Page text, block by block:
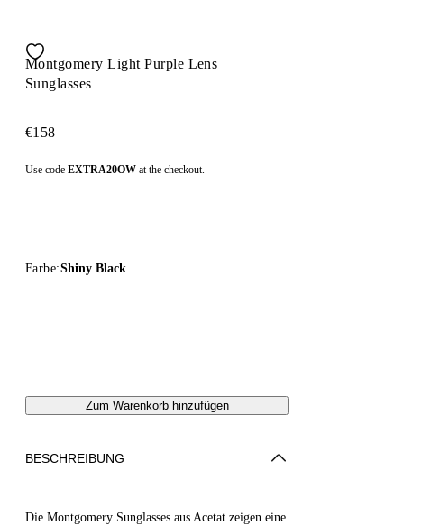
Montgomery Light Purple Lens
Sunglasses
€158
Use code EXTRA20OW at the checkout.
Farbe:Shiny Black
Zum Warenkorb hinzufügen
BESCHREIBUNG
Die Montgomery Sunglasses aus Acetat zeigen eine